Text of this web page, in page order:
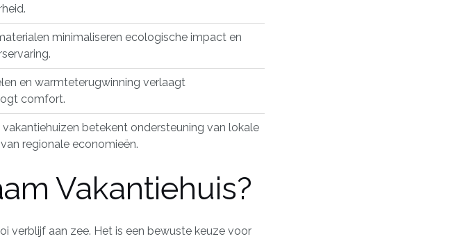
minimaliseren ecologische impact en
en warmteterugwinning verlaagt
comfort.
betekent ondersteuning van lokale
regionale economieën.
Vakantiehuis?
verblijf aan zee. Het is een bewuste keuze voor